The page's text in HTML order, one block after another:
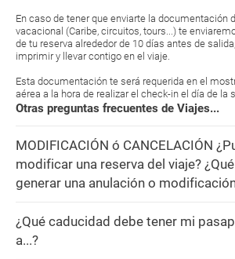
En caso de tener que enviarte la documentación
vacacional (Caribe, circuitos, tours...) te
de tu reserva alrededor de 10 días antes de
imprimir y llevar contigo en el viaje.
Esta documentación te será requerida en el
aérea a la hora de realizar el check-in el día de la
Otras preguntas frecuentes de Viajes...
MODIFICACIÓN ó CANCELACIÓN
modificar una reserva del viaje?
generar una anulación o
¿Qué caducidad debe tener mi
a...?